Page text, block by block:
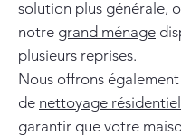
solution plus générale,
notre grand ménage
plusieurs reprises.
Nous offrons également
de nettoyage résidentiel
garantir que votre